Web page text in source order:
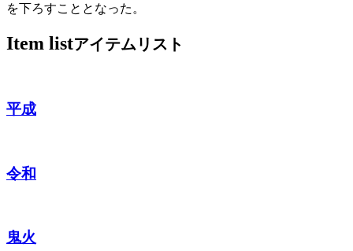
を下ろすこととなった。
Item listアイテムリスト
平成
令和
鬼火